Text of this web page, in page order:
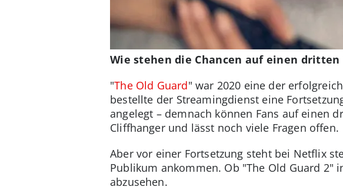
Wie stehen die Chancen auf einen dritten
"The Old Guard" war 2020 eine der
bestellte der Streamingdienst eine
angelegt – demnach können Fans auf einen
Cliffhanger und lässt noch viele Fragen offen.
Aber vor einer Fortsetzung steht bei Netflix
Publikum ankommen. Ob "The Old Guard
abzusehen.